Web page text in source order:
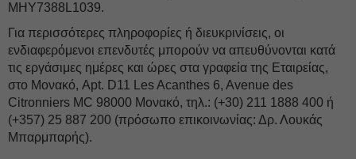
MHY7388L1039.
Για περισσότερες πληροφορίες ή διευκρινίσεις, οι
ενδιαφερόμενοι επενδυτές μπορούν να απευθύνονται κατά
τις εργάσιμες ημέρες και ώρες στα γραφεία της Εταιρείας,
στο Μονακό, Apt. D11 Les Acanthes 6, Avenue des
Citronniers MC 98000 Μονακό, τηλ.: (+30) 211 1888 400 ή
(+357) 25 887 200 (πρόσωπο επικοινωνίας: Δρ. Λουκάς
Μπαρμπαρής).